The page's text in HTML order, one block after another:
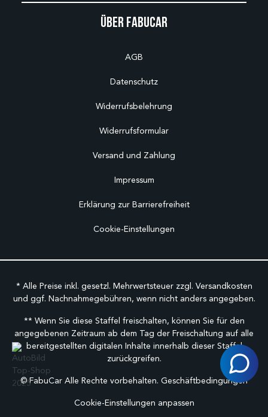
Über Fabucar
AGB
Datenschutz
Widerrufsbelehrung
Widerrufsformular
Versand und Zahlung
Impressum
Erklärung zur Barrierefreiheit
Cookie-Einstellungen
* Alle Preise inkl. gesetzl. Mehrwertsteuer zzgl. Versandkosten
und ggf. Nachnahmegebühren, wenn nicht anders angegeben.
** Wenn Sie diese Staffel freischalten, können Sie für den
angegebenen Zeitraum ab dem Tag der Freischaltung auf alle
bereitgestellten digitalen Inhalte innerhalb dieser Staffel
zurückgreifen.
©FabuCar Alle Rechte vorbehalten. Geschäftbedingungen
Cookie-Einstellungen anpassen